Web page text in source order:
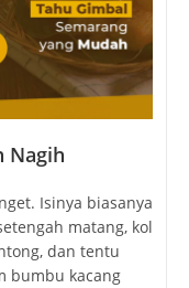
Nagih
Isinya biasanya
matang, kol
dan tentu
bumbu kacang